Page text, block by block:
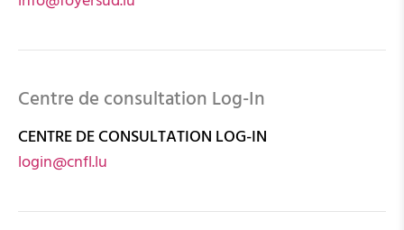
Centre de consultation Log-In
CENTRE DE CONSULTATION LOG-IN
login@cnfl.lu